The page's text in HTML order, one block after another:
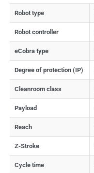
Robot type
Robot controller
eCobra type
Degree of protection (IP)
Cleanroom class
Payload
Reach
Z-Stroke
Cycle time